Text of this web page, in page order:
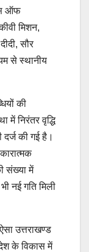
ऑफ
मिशन,
सौर
से स्थानीय
की
में निरंतर वृद्धि
की गई है।
संख्या में
नई गति मिली
उत्तराखण्ड
के विकास में